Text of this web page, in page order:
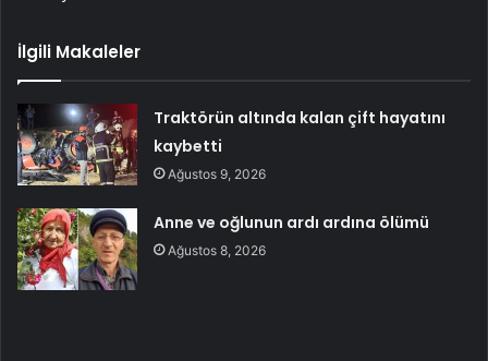
İlgili Makaleler
Traktörün altında kalan çift hayatını
kaybetti
Ağustos 9, 2026
Anne ve oğlunun ardı ardına ölümü
Ağustos 8, 2026